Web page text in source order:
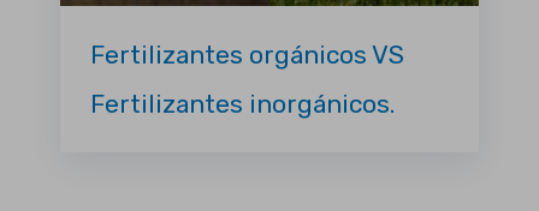
Fertilizantes orgánicos VS
Fertilizantes inorgánicos.